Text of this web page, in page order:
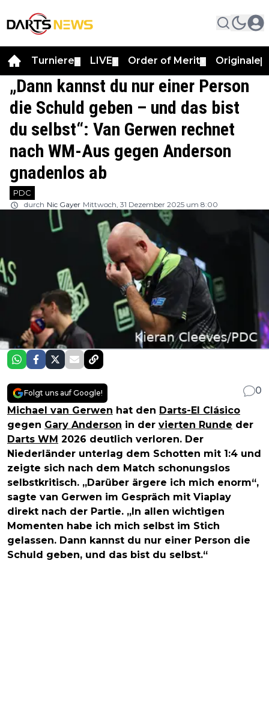
Turniere LIVE Order of Merit Originale
„Dann kannst du nur einer Person
die Schuld geben – und das bist
du selbst“: Van Gerwen rechnet
nach WM-Aus gegen Anderson
gnadenlos ab
PDC
durch Nic Gayer Mittwoch, 31 Dezember 2025 um 8:00
Folgt uns auf Google!
0
Michael van Gerwen hat den Darts-El Clásico
gegen Gary Anderson in der vierten Runde der
Darts WM 2026 deutlich verloren. Der
Niederländer unterlag dem Schotten mit 1:4 und
zeigte sich nach dem Match schonungslos
selbstkritisch. „Darüber ärgere ich mich enorm“,
sagte van Gerwen im Gespräch mit Viaplay
direkt nach der Partie. „In allen wichtigen
Momenten habe ich mich selbst im Stich
gelassen. Dann kannst du nur einer Person die
Schuld geben, und das bist du selbst.“